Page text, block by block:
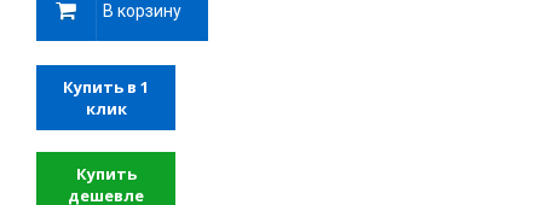
В корзину
Купить в 1
клик
Купить
дешевле